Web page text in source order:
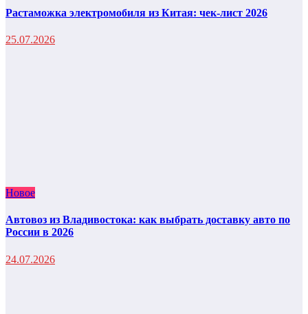
Растаможка электромобиля из Китая: чек-лист 2026
25.07.2026
Новое
Автовоз из Владивостока: как выбрать доставку авто по
России в 2026
24.07.2026